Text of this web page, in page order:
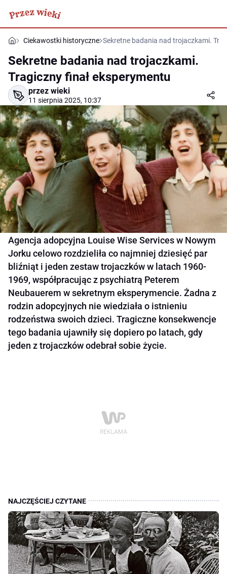
Ciekawostki historyczne Sekretne badania nad trojaczkami.
Sekretne badania nad trojaczkami.
Tragiczny finał eksperymentu
przez wieki
11 sierpnia 2025, 10:37
Agencja adopcyjna Louise Wise Services w Nowym
Jorku celowo rozdzieliła co najmniej dziesięć par
bliźniąt i jeden zestaw trojaczków w latach 1960-
1969, współpracując z psychiatrą Peterem
Neubauerem w sekretnym eksperymencie. Żadna z
rodzin adopcyjnych nie wiedziała o istnieniu
rodzeństwa swoich dzieci. Tragiczne konsekwencje
tego badania ujawniły się dopiero po latach, gdy
jeden z trojaczków odebrał sobie życie.